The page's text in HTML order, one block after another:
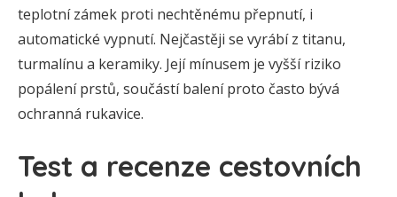
teplotní zámek proti nechtěnému přepnutí, i
automatické vypnutí. Nejčastěji se vyrábí z titanu,
turmalínu a keramiky. Její mínusem je vyšší riziko
popálení prstů, součástí balení proto často bývá
ochranná rukavice.
Test a recenze cestovních